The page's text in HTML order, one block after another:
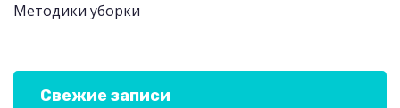
Методики уборки
Свежие записи